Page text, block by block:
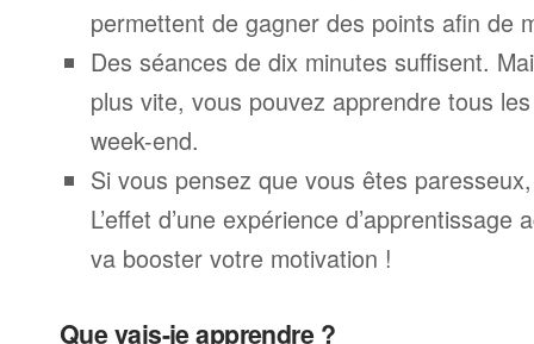
permettent de gagner des points afin de
Des séances de dix minutes suffisent.
plus vite, vous pouvez apprendre tous
week-end.
Si vous pensez que vous êtes
L’effet d’une expérience
va booster votre motivation !
Que vais-je apprendre ?